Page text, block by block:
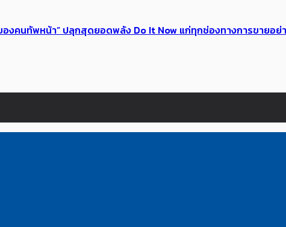
องคนทัพหน้า” ปลุกสุดยอดพลัง Do It Now แก่ทุกช่องทางการขาย